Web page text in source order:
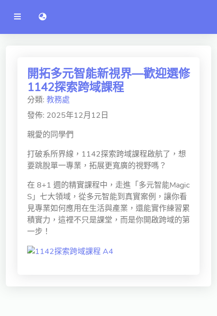
公
告
系
工程學院
資訊學院
電機通訊學院
醫護學院
研究中心
通識教學部
獨立學術單位
語言切換 language switch
開拓多元智能新視界—歡迎選修
1142探索跨域課程
分類: 教務處
發佈: 2025年12月12日
親愛的同學們
打破系所界線，1142探索跨域課程啟航了，想
要跳脫單一專業，拓展更寬廣的視野嗎？
在 8+1 週的精實課程中，走進「多元智能Magic
S」七大領域，從多元智能到真實案例，讓你看
見專業如何應用在生活與產業，還能實作練習累
積實力，這裡不只是課堂，而是你開啟跨域的第
一步！